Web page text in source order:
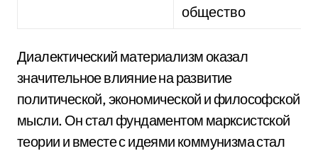
общество
Диалектический материализм оказал
значительное влияние на развитие
политической, экономической и философской
мысли. Он стал фундаментом марксистской
теории и вместе с идеями коммунизма стал